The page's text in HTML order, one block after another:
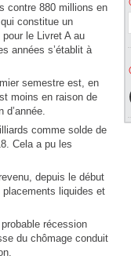
contre 880 millions en
constitue un
le Livret A au
années s’établit à
semestre est, en
moins en raison de
comme solde de
Cela a pu les
depuis le début
placements liquides et
récession
du chômage conduit